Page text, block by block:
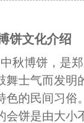
饼文化介绍
博饼，是郑
舞士气而发明
色的民间习俗。
饼是由大小不